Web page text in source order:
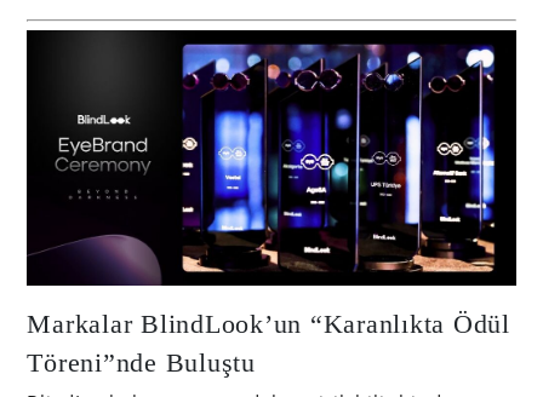
Markalar BlindLook’un “Karanlıkta Ödül
Töreni”nde Buluştu